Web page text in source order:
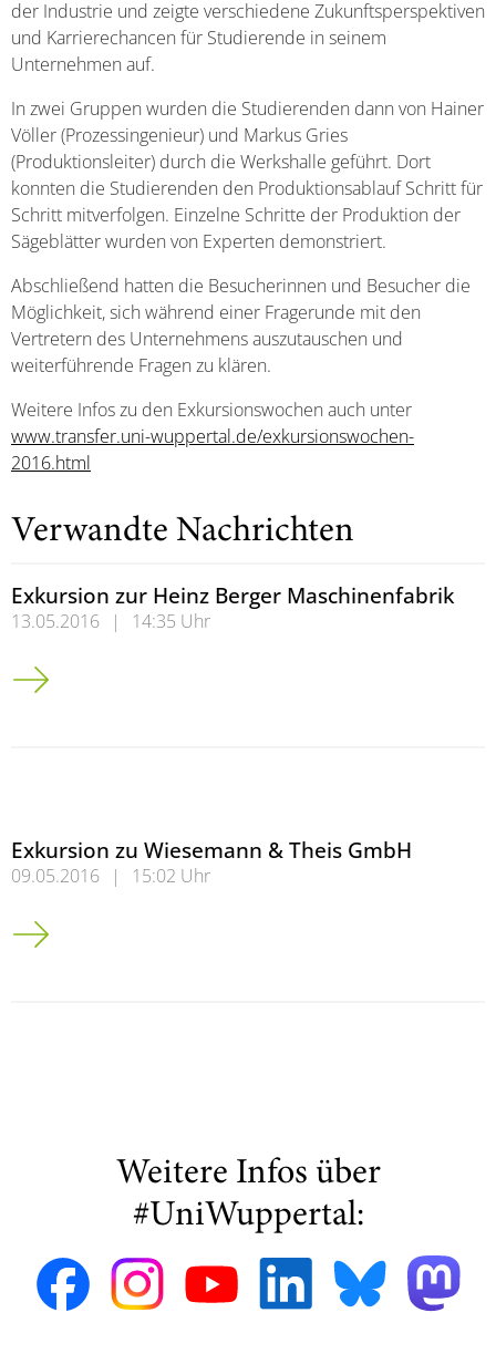
der Industrie und zeigte verschiedene Zukunftsperspektiven
und Karrierechancen für Studierende in seinem
Unternehmen auf.
In zwei Gruppen wurden die Studierenden dann von Hainer
Völler (Prozessingenieur) und Markus Gries
(Produktionsleiter) durch die Werkshalle geführt. Dort
konnten die Studierenden den Produktionsablauf Schritt für
Schritt mitverfolgen. Einzelne Schritte der Produktion der
Sägeblätter wurden von Experten demonstriert.
Abschließend hatten die Besucherinnen und Besucher die
Möglichkeit, sich während einer Fragerunde mit den
Vertretern des Unternehmens auszutauschen und
weiterführende Fragen zu klären.
Weitere Infos zu den Exkursionswochen auch unter
www.transfer.uni-wuppertal.de/exkursionswochen-
2016.html
Verwandte Nachrichten
Exkursion zur Heinz Berger Maschinenfabrik
13.05.2016 |
14:35 Uhr
Exkursion zur Heinz Berger Maschinenfabrik
Exkursion zu Wiesemann & Theis GmbH
09.05.2016 |
15:02 Uhr
Exkursion zu Wiesemann & Theis GmbH
Weitere Infos über
#UniWuppertal: